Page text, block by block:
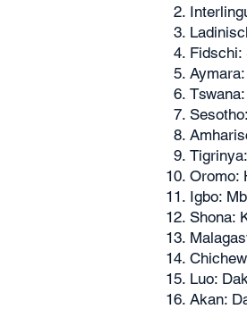
Fidschi:
Oromo:
Igbo:
Shona:
Luo:
Akan: